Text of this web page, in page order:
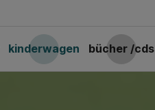
kinderwagen bücher /cds